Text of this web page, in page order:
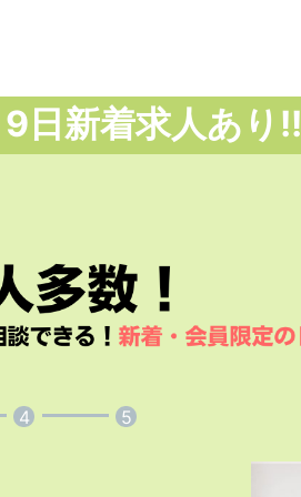
9日新着求人あり!!
4 5